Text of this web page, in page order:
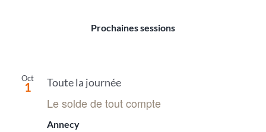
Prochaines sessions
Oct
1 Toute la journée
Le solde de tout compte
Annecy